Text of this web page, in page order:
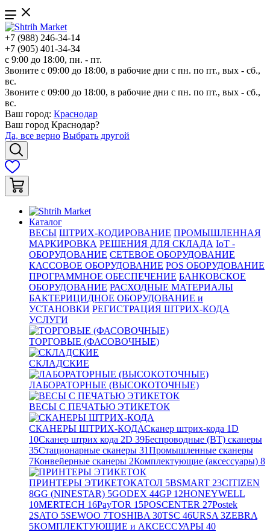
+7 (988) 246-34-14
+7 (905) 401-34-34
с 9:00 до 18:00, пн. - пт.
Звоните с 09:00 до 18:00, в рабочие дни с пн. по пт., вых - сб.,
вс.
Звоните с 09:00 до 18:00, в рабочие дни с пн. по пт., вых - сб.,
вс.
Ваш город: Краснодар
Ваш город Краснодар?
Да, все верно Выбрать другой
Каталог
ВЕСЫ ШТРИХ-КОДИРОВАНИЕ ПРОМЫШЛЕННАЯ
МАРКИРОВКА РЕШЕНИЯ ДЛЯ СКЛАДА IoT -
ОБОРУДОВАНИЕ СЕТЕВОЕ ОБОРУДОВАНИЕ
КАССОВОЕ ОБОРУДОВАНИЕ POS ОБОРУДОВАНИЕ
ПРОГРАММНОЕ ОБЕСПЕЧЕНИЕ БАНКОВСКОЕ
ОБОРУДОВАНИЕ РАСХОДНЫЕ МАТЕРИАЛЫ
БАКТЕРИЦИДНОЕ ОБОРУДОВАНИЕ и
УСТАНОВКИ РЕГИСТРАЦИЯ ШТРИХ-КОДА
УСЛУГИ
ТОРГОВЫЕ (ФАСОВОЧНЫЕ)
СКЛАДСКИЕ
ЛАБОРАТОРНЫЕ (ВЫСОКОТОЧНЫЕ)
ВЕСЫ С ПЕЧАТЬЮ ЭТИКЕТОК
СКАНЕРЫ ШТРИХ-КОДАСканер штрих-кода 1D
10Сканер штрих кода 2D 39Беспроводные (BT) сканеры
35Стационарные сканеры 31Промышленные сканеры
7Конвейерные сканеры 2Комплектующие (аксессуары) 8
ПРИНТЕРЫ ЭТИКЕТОКАТОЛ 5BSMART 23CITIZEN
8GG (NINESTAR) 5GODEX 44GP12HONEYWELL
10MERTECH 16PayTOR 15POSCENTER 27Postek
2SATO 5SEWOO 7TOSHIBA 30TSC 46URSA 3ZEBRA
5КОМПЛЕКТУЮЩИЕ и АКСЕССУАРЫ 40